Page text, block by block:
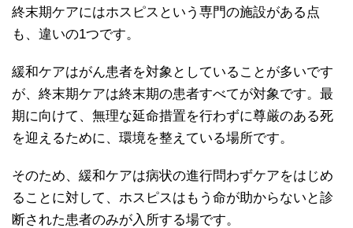
終末期ケアにはホスピスという専門の施設がある点
も、違いの1つです。
緩和ケアはがん患者を対象としていることが多いです
が、終末期ケアは終末期の患者すべてが対象です。最
期に向けて、無理な延命措置を行わずに尊厳のある死
を迎えるために、環境を整えている場所です。
そのため、緩和ケアは病状の進行問わずケアをはじめ
ることに対して、ホスピスはもう命が助からないと診
断された患者のみが入所する場です。